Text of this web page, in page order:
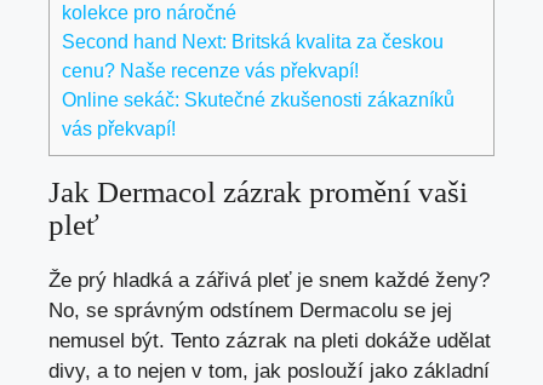
kolekce pro náročné
Second hand Next: Britská kvalita za českou
cenu? Naše recenze vás překvapí!
Online sekáč: Skutečné zkušenosti zákazníků
vás překvapí!
Jak Dermacol zázrak promění vaši
pleť
Že prý hladká a zářivá pleť je snem každé ženy?
No, se správným odstínem Dermacolu se jej
nemusel být. Tento zázrak na pleti dokáže udělat
divy, a to nejen v tom, jak poslouží jako základní